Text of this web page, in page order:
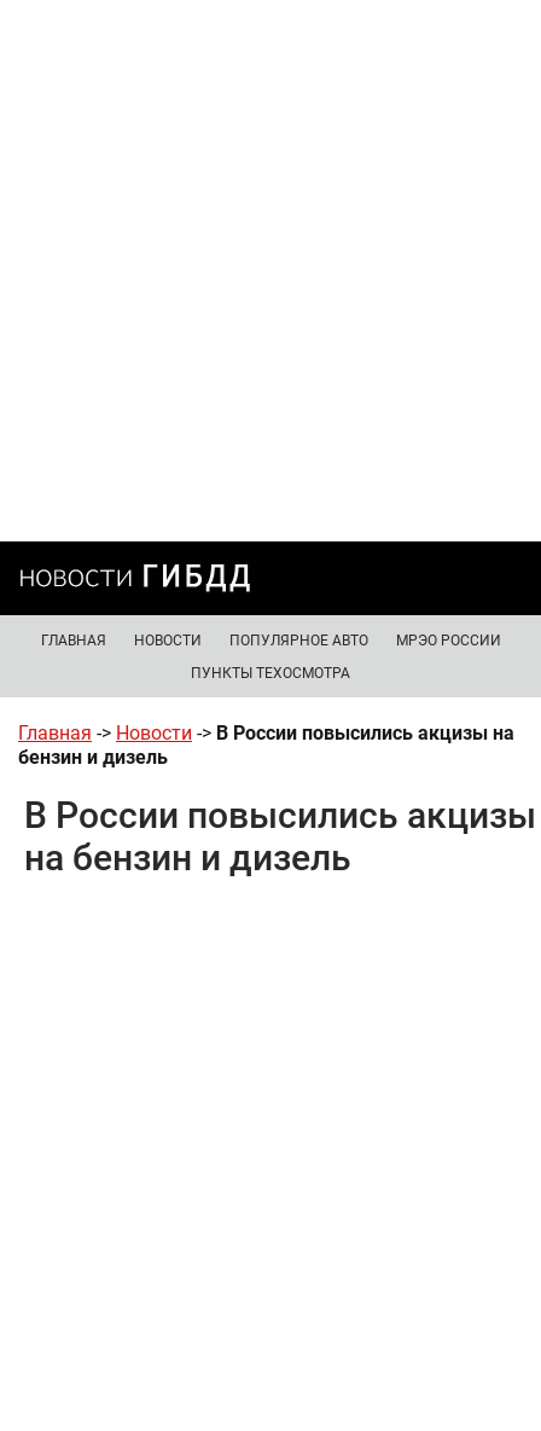
ГЛАВНАЯ НОВОСТИ ПОПУЛЯРНОЕ АВТО
МРЭО РОССИИ
ПУНКТЫ ТЕХОСМОТРА
Главная -> Новости -> В России повысились акцизы на
бензин и дизель
В России повысились акцизы
на бензин и дизель